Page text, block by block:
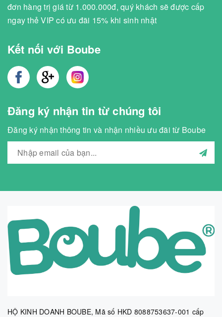
đơn hàng trị giá từ 1.000.000đ, quý khách sẽ được cấp
ngay thẻ VIP có ưu đãi 15% khi sinh nhật
Kết nối với Boube
Đăng ký nhận tin từ chúng tôi
Đăng ký nhận thông tin và nhận nhiều ưu đãi từ Boube
HỘ KINH DOANH BOUBE, Mã số HKD 8088753637-001 cấp